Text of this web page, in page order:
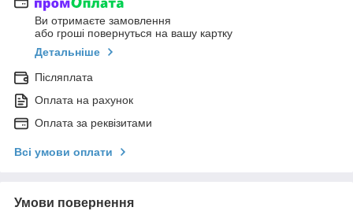
Ви отримаєте замовлення
або гроші повернуться на вашу картку
Детальніше
Післяплата
Оплата на рахунок
Оплата за реквізитами
Всі умови оплати
Умови повернення